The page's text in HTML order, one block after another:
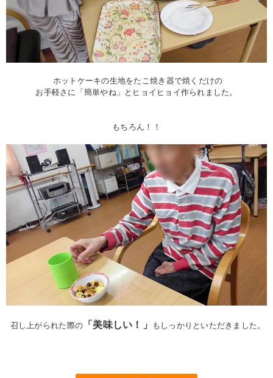
ホットケーキの生地をたこ焼き器で焼くだけの
お手軽さに「簡単やね」とヒョイヒョイ作られました。
もちろん！！
召し上がられた際の 「美味しい！」 もしっかりといただきました。